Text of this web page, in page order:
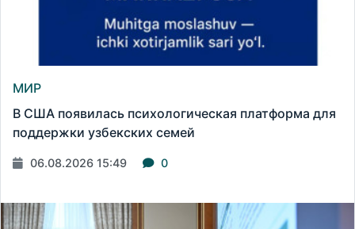
МИР
В США появилась психологическая платформа для
поддержки узбекских семей
06.08.2026 15:49 0